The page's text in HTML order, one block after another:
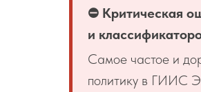
⛔ Критическая
и
Самое частое и
политику в ГИИС